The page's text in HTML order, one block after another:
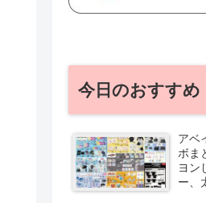
今日のおすすめ
アベ
ボま
ヨン
ー、